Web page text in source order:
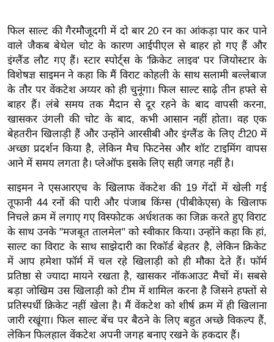
डि
या
सा
हि
त्य
ज
ग
त
ऑ
टो
व
र्ल्ड
न्यू
ज
ब्री
फ
म
नो
रं
फिल साल्ट की गैरमौजूदगी में दो बार 20 रन का आंकड़ा पार कर पाने
वाले जैकब बेथेल चोट के कारण आईपीएल से बाहर हो गए हैं और
इंग्लैंड लौट गए हैं। स्टार स्पोर्ट्स के 'क्रिकेट लाइव' पर जियोस्टार के
विशेषज्ञ साइमन ने कहा कि मैं विराट कोहली के साथ सलामी बल्लेबाज
के तौर पर वेंकटेश अय्यर को ही चुनूंगा। फिल साल्ट साढ़े तीन हफ्ते से
बाहर हैं। लंबे समय तक मैदान से दूर रहने के बाद वापसी करना,
खासकर उंगली की चोट के बाद, कभी आसान नहीं होता। वह एक
बेहतरीन खिलाड़ी हैं और उन्होंने आरसीबी और इंग्लैंड के लिए टी20 में
अच्छा प्रदर्शन किया है, लेकिन मैच फिटनेस और शॉट टाइमिंग वापस
आने में समय लगता है। प्लेऑफ इसके लिए सही जगह नहीं है।
साइमन ने एसआरएच के खिलाफ वेंकटेश की 19 गेंदों में खेली गई
तूफानी 44 रनों की पारी और पंजाब किंग्स (पीबीकेएस) के खिलाफ
निचले क्रम में लगाए गए विस्फोटक अर्धशतक का जिक्र करते हुए विराट
के साथ उनके "मजबूत तालमेल" को स्वीकार किया। उन्होंने कहा कि हां,
साल्ट का विराट के साथ साझेदारी का रिकॉर्ड बेहतर है, लेकिन क्रिकेट
में आप हमेशा फॉर्म में चल रहे खिलाड़ी को ही मौका देते हैं। फॉर्म
प्रतिष्ठा से ज्यादा मायने रखता है, खासकर नॉकआउट मैचों में। सबसे
बड़ा जोखिम उस खिलाड़ी को टीम में शामिल करना है जिसने हफ्तों से
प्रतिस्पर्धी क्रिकेट नहीं खेला है। मैं वेंकटेश को शीर्ष क्रम में ही खिलाना
जारी रखूंगा। फिल साल्ट बेंच पर बैठने के लिए बहुत अच्छे विकल्प हैं,
लेकिन फिलहाल वेंकटेश अपनी जगह बनाए रखने के हकदार हैं।